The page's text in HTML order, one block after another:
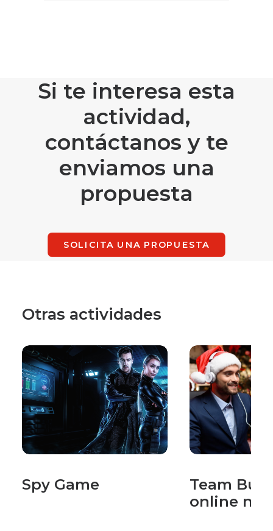
Si te interesa esta
actividad,
contáctanos y te
enviamos una
propuesta
SOLICITA UNA PROPUESTA
Otras actividades
Team Building
Bicicletas
Solidarias